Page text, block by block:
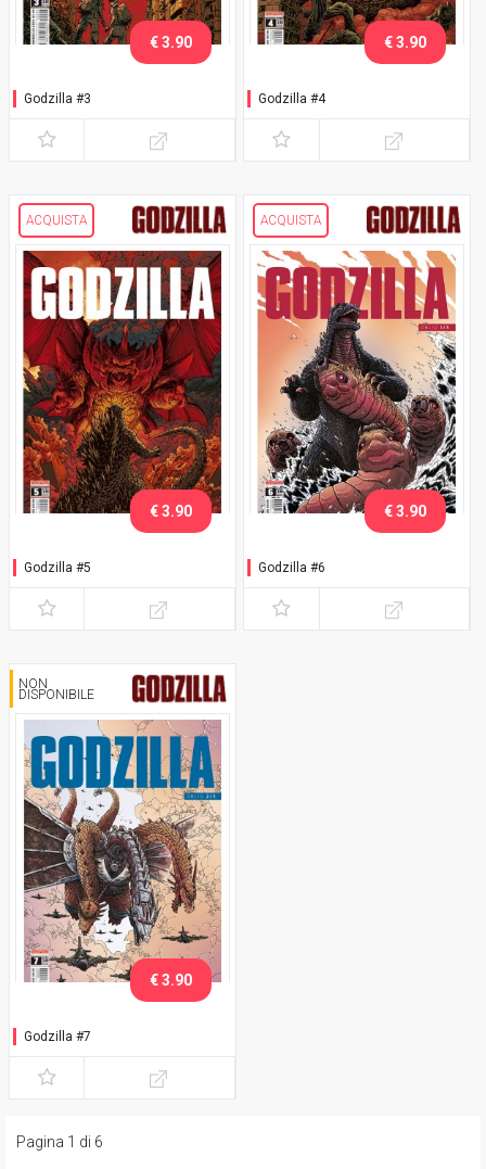
Godzilla #3
€ 3.90
Godzilla #4
€ 3.90
ACQUISTA
Godzilla #5
€ 3.90
ACQUISTA
Godzilla #6
€ 3.90
NON
DISPONIBILE
Godzilla #7
€ 3.90
Pagina 1 di 6